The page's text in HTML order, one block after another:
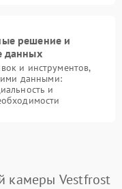
решение и
данных
и инструментов,
данными:
и
камеры Vestfrost